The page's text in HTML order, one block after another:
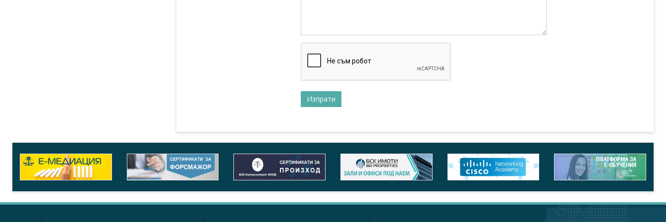
Семинар "ISO 14001:2015 - Системи за управление по околна среда – нови изисквания и различия спрямо БДС ЕN ISO 14001:2004”
Семинар по прилагането на изискванията на регламентите REACH и CLP, които влизат в сила през 2015 г.
производството
+
Събития , 18.02.2015
Семинар: “Изисквания на БДС EN ISO 50001 - Системи за управление на енергията. Изисквания с указания за прилагане”
+
Събития, 15.04.2014
Обучение по изискванията на БДС EN ISO 50001 Системи за управление на енергията (СЕУ). Изисквания с указания за прилагане.